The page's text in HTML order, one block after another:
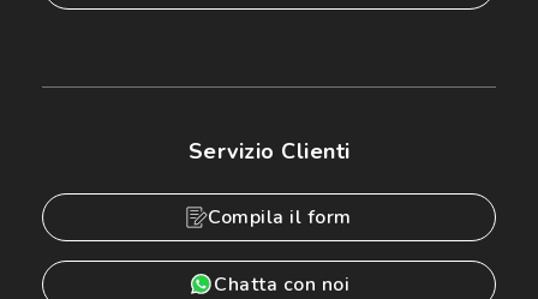
Servizio Clienti
Compila il form
Chatta con noi